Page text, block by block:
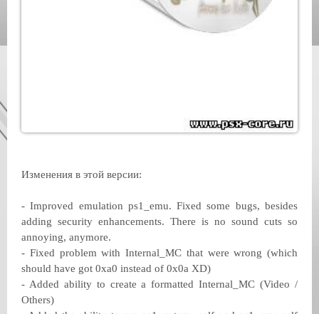
Изменения в этой версии:
- Improved emulation ps1_emu. Fixed some bugs, besides
adding security enhancements. There is no sound cuts so
annoying, anymore.
- Fixed problem with Internal_MC that were wrong (which
should have got 0xa0 instead of 0x0a XD)
- Added ability to create a formatted Internal_MC (Video /
Others)